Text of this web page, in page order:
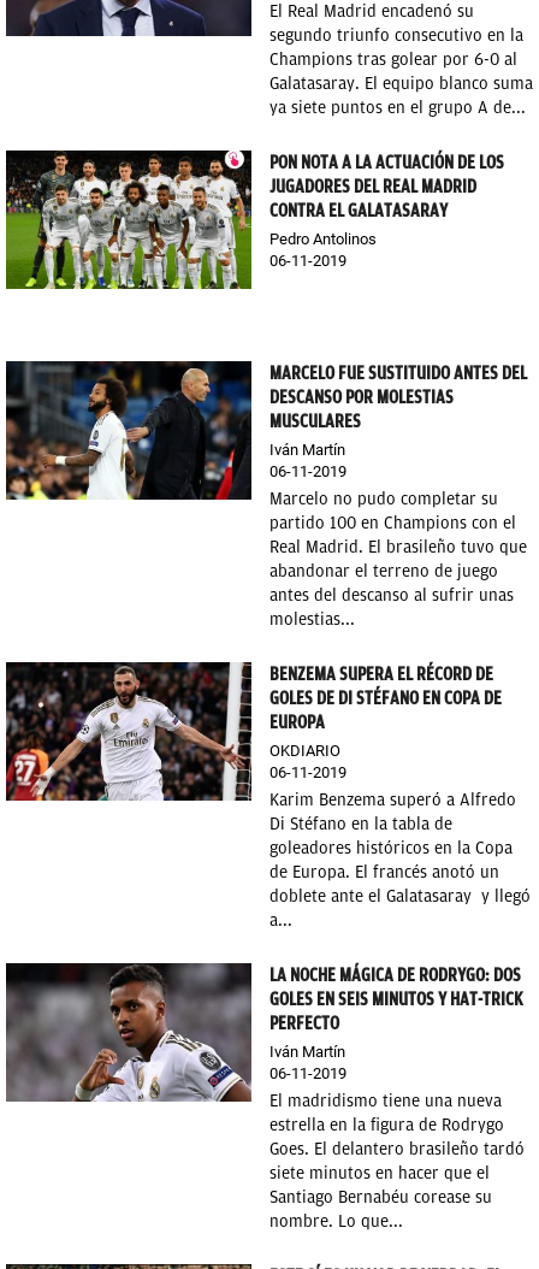
El Real Madrid encadenó su
segundo triunfo consecutivo en la
Champions tras golear por 6-0 al
Galatasaray. El equipo blanco suma
ya siete puntos en el grupo A de...
PON NOTA A LA ACTUACIÓN DE LOS
JUGADORES DEL REAL MADRID
CONTRA EL GALATASARAY
Pedro Antolinos
06-11-2019
MARCELO FUE SUSTITUIDO ANTES DEL
DESCANSO POR MOLESTIAS
MUSCULARES
Iván Martín
06-11-2019
Marcelo no pudo completar su
partido 100 en Champions con el
Real Madrid. El brasileño tuvo que
abandonar el terreno de juego
antes del descanso al sufrir unas
molestias...
BENZEMA SUPERA EL RÉCORD DE
GOLES DE DI STÉFANO EN COPA DE
EUROPA
OKDIARIO
06-11-2019
Karim Benzema superó a Alfredo
Di Stéfano en la tabla de
goleadores históricos en la Copa
de Europa. El francés anotó un
doblete ante el Galatasaray y llegó
a...
LA NOCHE MÁGICA DE RODRYGO: DOS
GOLES EN SEIS MINUTOS Y HAT-TRICK
PERFECTO
Iván Martín
06-11-2019
El madridismo tiene una nueva
estrella en la figura de Rodrygo
Goes. El delantero brasileño tardó
siete minutos en hacer que el
Santiago Bernabéu corease su
nombre. Lo que...